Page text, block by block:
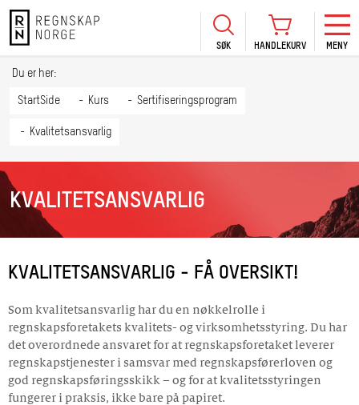
SØK HANDLEKURV MENY
2026
Du er her:
StartSide Kurs Sertifiseringsprogram
Kvalitetsansvarlig
KVALITETSANSVARLIG
KVALITETSANSVARLIG - FÅ OVERSIKT!
Som kvalitetsansvarlig har du en nøkkelrolle i
regnskapsforetakets kvalitets- og virksomhetsstyring. Du har
det overordnede ansvaret for at regnskapsforetaket leverer
regnskapstjenester i samsvar med regnskapsførerloven og
god regnskapsføringsskikk – og for at kvalitetsstyringen
fungerer i praksis, ikke bare på papiret.